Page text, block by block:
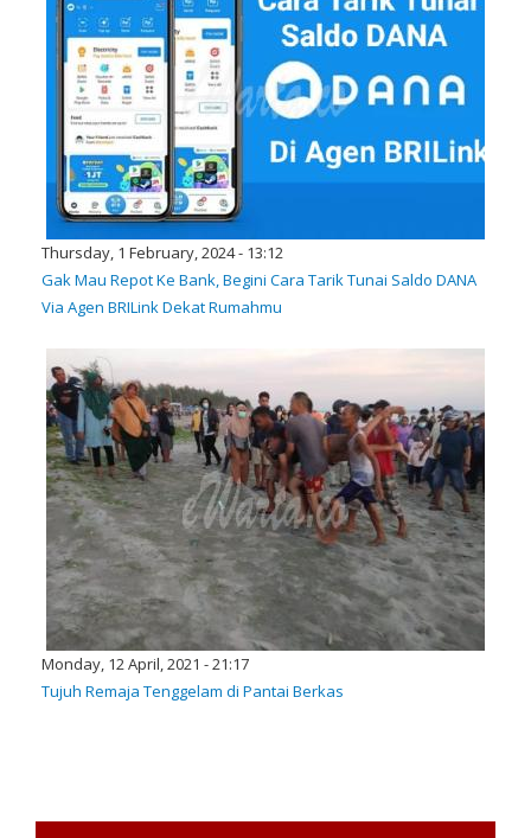
Thursday, 1 February, 2024 - 13:12
Gak Mau Repot Ke Bank, Begini Cara Tarik Tunai Saldo DANA
Via Agen BRILink Dekat Rumahmu
Monday, 12 April, 2021 - 21:17
Tujuh Remaja Tenggelam di Pantai Berkas